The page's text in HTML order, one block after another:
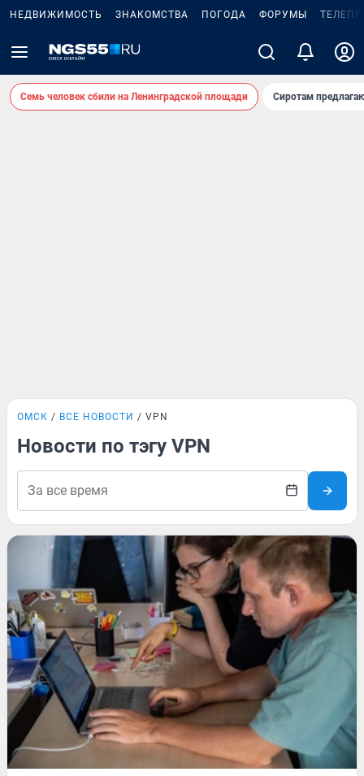
НЕДВИЖИМОСТЬ ЗНАКОМСТВА ПОГОДА ФОРУМЫ
Семь человек сбили на Ленинградской площади Сиротам
ОМСК ВСЕ НОВОСТИ VPN
Новости по тэгу VPN